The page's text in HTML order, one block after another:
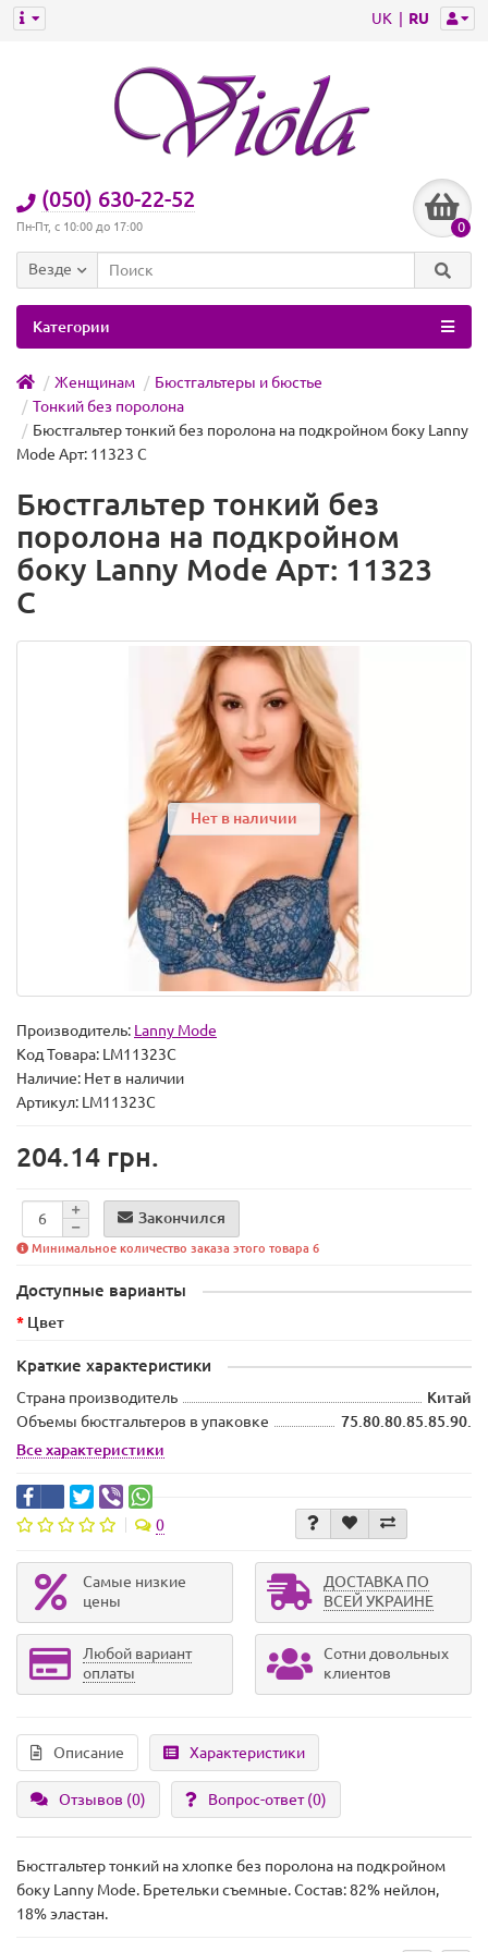
UK RU
(050) 630-22-52
Пн-Пт, с 10:00 до 17:00 0
Везде
Категории
Женщинам
Бюстгальтеры и бюстье
Тонкий без поролона
Бюстгальтер тонкий без поролона на подкройном боку Lanny
Mode Арт: 11323 C
Бюстгальтер тонкий без
поролона на подкройном
боку Lanny Mode Арт: 11323
C
Нет в наличии
Производитель: Lanny Mode
Код Товара: LM11323C
Наличие: Нет в наличии
Артикул: LM11323C
204.14 грн.
Закончился
Минимальное количество заказа этого товара 6
Доступные варианты
Цвет
Краткие характеристики
Страна производитель
Китай
Объемы бюстгальтеров в упаковке
75.80.80.85.85.90.
Все характеристики
0
Самые низкие
цены
ДОСТАВКА ПО
ВСЕЙ УКРАИНЕ
Любой вариант
оплаты
Сотни довольных
клиентов
Описание Характеристики
Отзывов (0) Вопрос-ответ(0)
Бюстгальтер тонкий на хлопке без поролона на подкройном
боку Lanny Mode. Бретельки съемные. Состав: 82% нейлон,
18% эластан.